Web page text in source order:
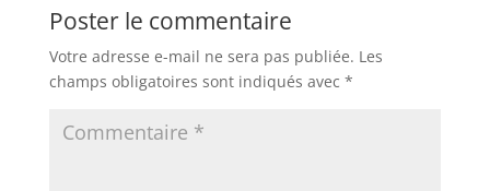
Poster le commentaire
Votre adresse e-mail ne sera pas publiée. Les
champs obligatoires sont indiqués avec *